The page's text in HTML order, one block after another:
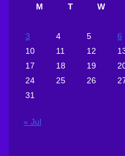
M
T W
3
4 5 6
10
11 12
17
18 19
24
25 26
31
« Jul